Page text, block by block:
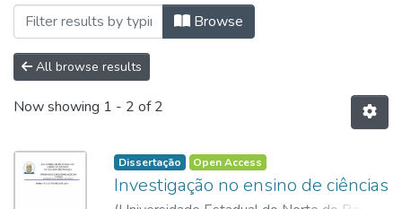
Browse
All browse results
Now showing 1 - 2 of 2
Dissertação Open Access
Investigação no ensino de ciências